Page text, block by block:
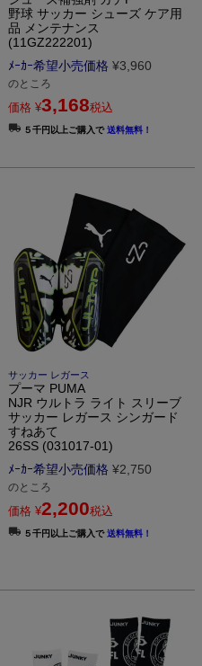
野球 サッカー シューズ ケア用
品 メンテナンス
(11GZ222201)
ﾒｰｶｰ希望小売価格 ¥3,960
のところ
価格 ¥3,168税込
５千円以上ご購入で送料無料！
サッカー レガース
プーマ PUMA
NJR ウルトラ ライト スリーブ
サッカー レガース シンガード
すねあて
26SS (031017-01)
ﾒｰｶｰ希望小売価格 ¥2,750
のところ
価格 ¥2,200税込
５千円以上ご購入で送料無料！